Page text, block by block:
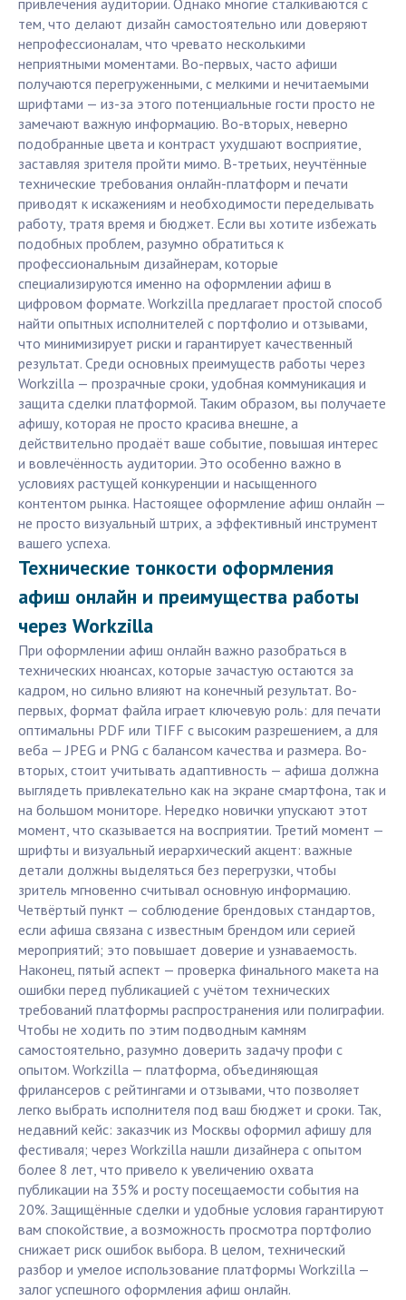
привлечения аудитории. Однако многие сталкиваются с
тем, что делают дизайн самостоятельно или доверяют
непрофессионалам, что чревато несколькими
неприятными моментами. Во-первых, часто афиши
получаются перегруженными, с мелкими и нечитаемыми
шрифтами — из-за этого потенциальные гости просто не
замечают важную информацию. Во-вторых, неверно
подобранные цвета и контраст ухудшают восприятие,
заставляя зрителя пройти мимо. В-третьих, неучтённые
технические требования онлайн-платформ и печати
приводят к искажениям и необходимости переделывать
работу, тратя время и бюджет. Если вы хотите избежать
подобных проблем, разумно обратиться к
профессиональным дизайнерам, которые
специализируются именно на оформлении афиш в
цифровом формате. Workzilla предлагает простой способ
найти опытных исполнителей с портфолио и отзывами,
что минимизирует риски и гарантирует качественный
результат. Среди основных преимуществ работы через
Workzilla — прозрачные сроки, удобная коммуникация и
защита сделки платформой. Таким образом, вы получаете
афишу, которая не просто красива внешне, а
действительно продаёт ваше событие, повышая интерес
и вовлечённость аудитории. Это особенно важно в
условиях растущей конкуренции и насыщенного
контентом рынка. Настоящее оформление афиш онлайн —
не просто визуальный штрих, а эффективный инструмент
вашего успеха.
Технические тонкости оформления
афиш онлайн и преимущества работы
через Workzilla
При оформлении афиш онлайн важно разобраться в
технических нюансах, которые зачастую остаются за
кадром, но сильно влияют на конечный результат. Во-
первых, формат файла играет ключевую роль: для печати
оптимальны PDF или TIFF с высоким разрешением, а для
веба — JPEG и PNG с балансом качества и размера. Во-
вторых, стоит учитывать адаптивность — афиша должна
выглядеть привлекательно как на экране смартфона, так и
на большом мониторе. Нередко новички упускают этот
момент, что сказывается на восприятии. Третий момент —
шрифты и визуальный иерархический акцент: важные
детали должны выделяться без перегрузки, чтобы
зритель мгновенно считывал основную информацию.
Четвёртый пункт — соблюдение брендовых стандартов,
если афиша связана с известным брендом или серией
мероприятий; это повышает доверие и узнаваемость.
Наконец, пятый аспект — проверка финального макета на
ошибки перед публикацией с учётом технических
требований платформы распространения или полиграфии.
Чтобы не ходить по этим подводным камням
самостоятельно, разумно доверить задачу профи с
опытом. Workzilla — платформа, объединяющая
фрилансеров с рейтингами и отзывами, что позволяет
легко выбрать исполнителя под ваш бюджет и сроки. Так,
недавний кейс: заказчик из Москвы оформил афишу для
фестиваля; через Workzilla нашли дизайнера с опытом
более 8 лет, что привело к увеличению охвата
публикации на 35% и росту посещаемости события на
20%. Защищённые сделки и удобные условия гарантируют
вам спокойствие, а возможность просмотра портфолио
снижает риск ошибок выбора. В целом, технический
разбор и умелое использование платформы Workzilla —
залог успешного оформления афиш онлайн.